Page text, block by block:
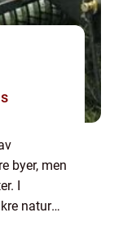
byer, men
I
natur